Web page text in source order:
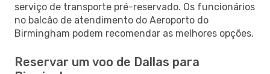
serviço de transporte pré-reservado. Os funcionários
no balcão de atendimento do Aeroporto do
Birmingham podem recomendar as melhores opções.
Reservar um voo de Dallas para